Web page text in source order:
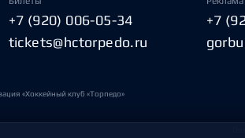
+7 (920) 006-05-34
tickets@hctorpedo.ru
+7
«Хоккейный клуб «Торпедо»